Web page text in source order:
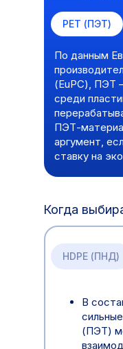
Когда
HDPE (ПНД)
В
(ПЭТ)
По данным
(EuPC), ПЭТ
среди
ПЭТ-
аргумент,
ставку на
РЕТ (ПЭТ)